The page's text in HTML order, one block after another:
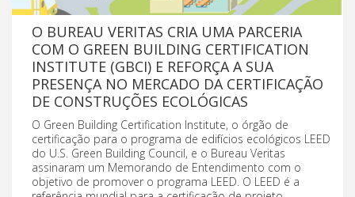
O BUREAU VERITAS CRIA UMA PARCERIA
COM O GREEN BUILDING CERTIFICATION
INSTITUTE (GBCI) E REFORÇA A SUA
PRESENÇA NO MERCADO DA CERTIFICAÇÃO
DE CONSTRUÇÕES ECOLÓGICAS
O Green Building Certification Institute, o órgão de
certificação para o programa de edifícios ecológicos LEED
do U.S. Green Building Council, e o Bureau Veritas
assinaram um Memorando de Entendimento com o
objetivo de promover o programa LEED. O LEED é a